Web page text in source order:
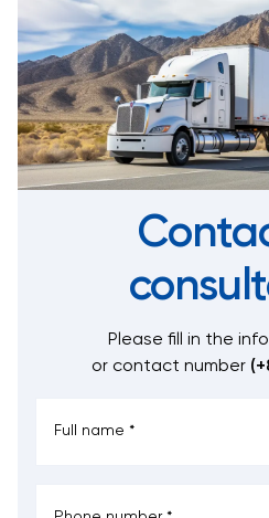
Please fill in the
or contact number